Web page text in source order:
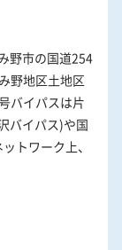
野市の国道254
野地区土地区
バイパスは片
バイパス)や国
トワーク上、